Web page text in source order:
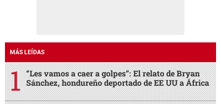
MÁS LEÍDAS
“Les vamos a caer a golpes”: El relato de Bryan
Sánchez, hondureño deportado de EE UU a África